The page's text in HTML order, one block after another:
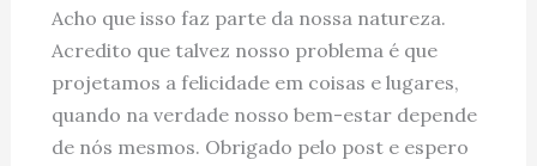
Acho que isso faz parte da nossa natureza.
Acredito que talvez nosso problema é que
projetamos a felicidade em coisas e lugares,
quando na verdade nosso bem-estar depende
de nós mesmos. Obrigado pelo post e espero